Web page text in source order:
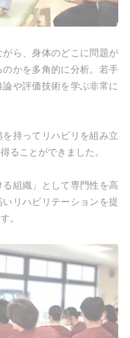
ら、身体のどこに問題が
かを多角的に分析。若手
や評価技術を学ぶ非常に
持ってリハビリを組み立
ることができました。
組織」として専門性を高
リハビリテーションを提
。